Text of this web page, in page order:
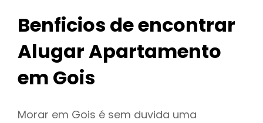
Benficios de encontrar
Alugar Apartamento
em Gois
Morar em Gois é sem duvida uma